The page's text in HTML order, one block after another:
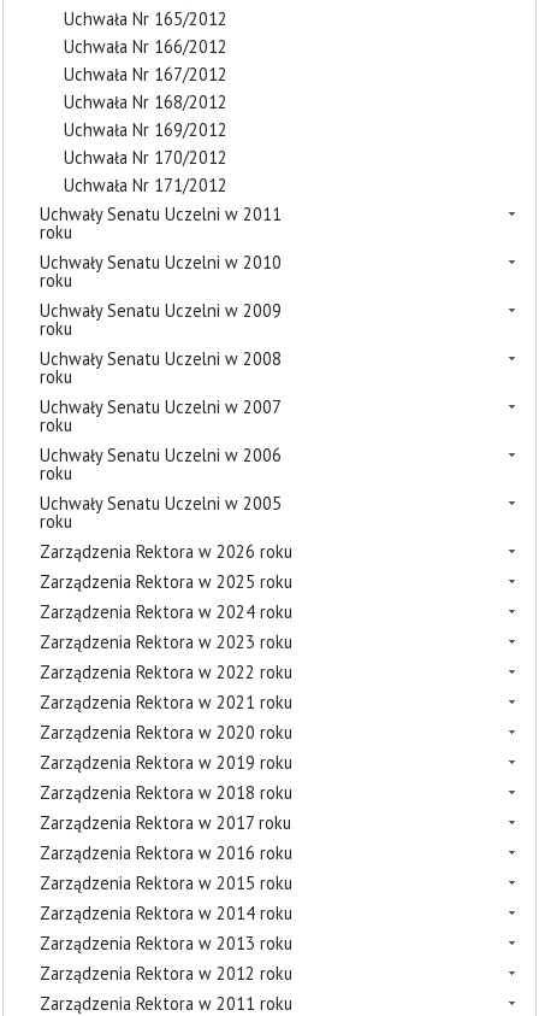
Uchwała Nr 165/2012
Uchwała Nr 166/2012
Uchwała Nr 167/2012
Uchwała Nr 168/2012
Uchwała Nr 169/2012
Uchwała Nr 170/2012
Uchwała Nr 171/2012
Uchwały Senatu Uczelni w 2011
roku
Uchwały Senatu Uczelni w 2010
roku
Uchwały Senatu Uczelni w 2009
roku
Uchwały Senatu Uczelni w 2008
roku
Uchwały Senatu Uczelni w 2007
roku
Uchwały Senatu Uczelni w 2006
roku
Uchwały Senatu Uczelni w 2005
roku
Zarządzenia Rektora w 2026 roku
Zarządzenia Rektora w 2025 roku
Zarządzenia Rektora w 2024 roku
Zarządzenia Rektora w 2023 roku
Zarządzenia Rektora w 2022 roku
Zarządzenia Rektora w 2021 roku
Zarządzenia Rektora w 2020 roku
Zarządzenia Rektora w 2019 roku
Zarządzenia Rektora w 2018 roku
Zarządzenia Rektora w 2017 roku
Zarządzenia Rektora w 2016 roku
Zarządzenia Rektora w 2015 roku
Zarządzenia Rektora w 2014 roku
Zarządzenia Rektora w 2013 roku
Zarządzenia Rektora w 2012 roku
Zarządzenia Rektora w 2011 roku